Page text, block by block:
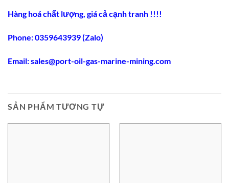
Hàng hoá chất lượng, giá cả cạnh tranh !!!!
Phone: 0359643939 (Zalo)
Email: sales@port-oil-gas-marine-mining.com
SẢN PHẨM TƯƠNG TỰ